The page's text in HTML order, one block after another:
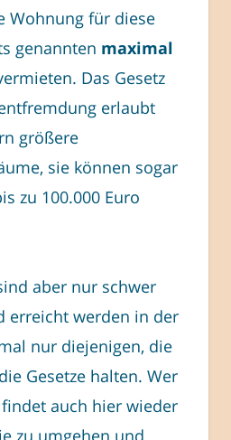
Wohnung für diese
genannten maximal
Das Gesetz
erlaubt
größere
sie können sogar
zu 100.000 Euro
aber nur schwer
erreicht werden in der
nur diejenigen, die
Gesetze halten. Wer
auch hier wieder